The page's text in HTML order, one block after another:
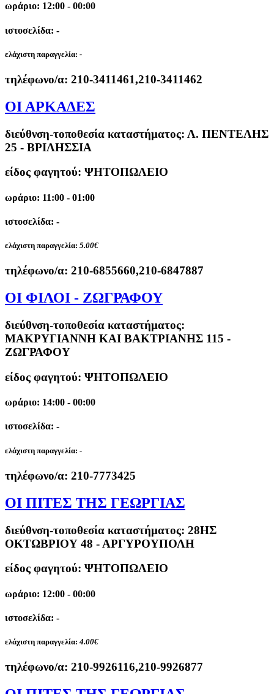
ωράριο: 12:00 - 00:00
ιστοσελίδα: -
ελάχιστη παραγγελία: -
τηλέφωνο/α: 210-3411461,210-3411462
ΟΙ ΑΡΚΑΔΕΣ
διεύθνση-τοποθεσία καταστήματος: Λ. ΠΕΝΤΕΛΗΣ
25 - ΒΡΙΛΗΣΣΙΑ
είδος φαγητού: ΨΗΤΟΠΩΛΕΙΟ
ωράριο: 11:00 - 01:00
ιστοσελίδα: -
ελάχιστη παραγγελία: 5.00€
τηλέφωνο/α: 210-6855660,210-6847887
ΟΙ ΦΙΛΟΙ - ΖΩΓΡΑΦΟΥ
διεύθνση-τοποθεσία καταστήματος:
ΜΑΚΡΥΓΙΑΝΝΗ ΚΑΙ ΒΑΚΤΡΙΑΝΗΣ 115 -
ΖΩΓΡΑΦΟΥ
είδος φαγητού: ΨΗΤΟΠΩΛΕΙΟ
ωράριο: 14:00 - 00:00
ιστοσελίδα: -
ελάχιστη παραγγελία: -
τηλέφωνο/α: 210-7773425
ΟΙ ΠΙΤΕΣ ΤΗΣ ΓΕΩΡΓΙΑΣ
διεύθνση-τοποθεσία καταστήματος: 28ΗΣ
ΟΚΤΩΒΡΙΟΥ 48 - ΑΡΓΥΡΟΥΠΟΛΗ
είδος φαγητού: ΨΗΤΟΠΩΛΕΙΟ
ωράριο: 12:00 - 00:00
ιστοσελίδα: -
ελάχιστη παραγγελία: 4.00€
τηλέφωνο/α: 210-9926116,210-9926877